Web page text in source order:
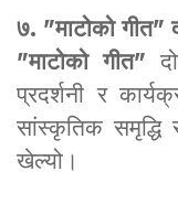
७. "माटोको गीत"
"माटोको गीत"
प्रदर्शनी र
सांस्कृतिक समृद्धि र
खेल्यो।